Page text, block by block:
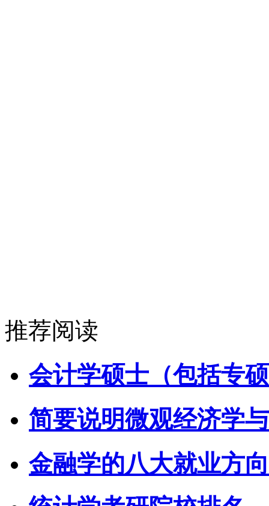
推荐阅读
会计学硕士（包括专
简要说明微观经济学
金融学的八大就业方